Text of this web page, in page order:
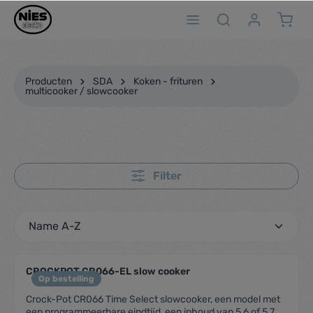
Producten SDA
Koken - frituren
multicooker / slowcooker
Filter
Op bestelling
CROCKPOT CR066-EL slow cooker
Crock-Pot CR066 Time Select slowcooker, een model met